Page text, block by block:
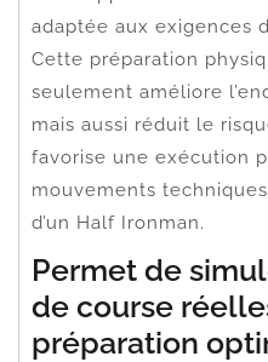
adaptée aux exigences
Cette préparation
seulement améliore
mais aussi réduit le
favorise une exécution
mouvements
d’un Half Ironman.
Permet de
de course
préparation